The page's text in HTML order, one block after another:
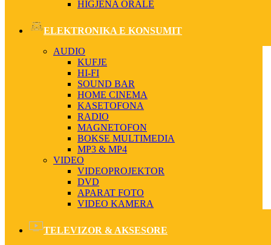
HIGJENA ORALE
ELEKTRONIKA E KONSUMIT
AUDIO
KUFJE
HI-FI
SOUND BAR
HOME CINEMA
KASETOFONA
RADIO
MAGNETOFON
BOKSE MULTIMEDIA
MP3 & MP4
VIDEO
VIDEOPROJEKTOR
DVD
APARAT FOTO
VIDEO KAMERA
TELEVIZOR & AKSESORE